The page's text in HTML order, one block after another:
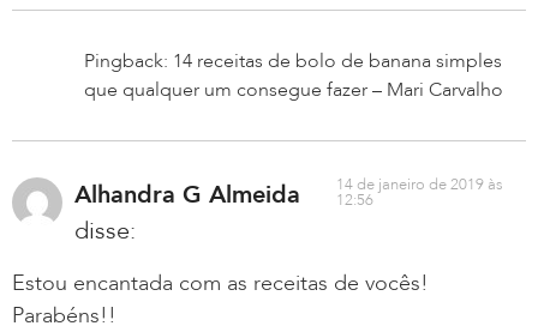
Pingback: 14 receitas de bolo de banana simples
que qualquer um consegue fazer – Mari Carvalho
Alhandra G Almeida
disse:
14 de janeiro de 2019 às
12:56
Estou encantada com as receitas de vocês!
Parabéns!!